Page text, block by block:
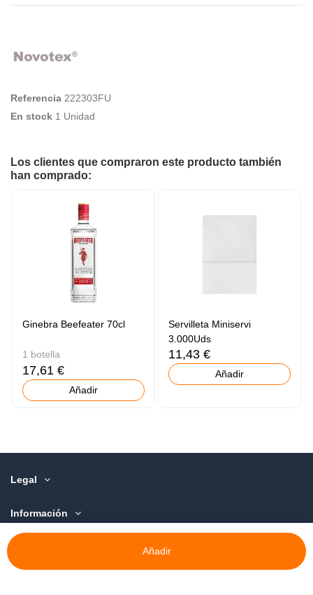
Añadir
Referencia 222303FU
En stock 1 Unidad
Los clientes que compraron este producto también
han comprado:
Ginebra Beefeater 70cl
1 botella
17,61 €
Añadir
Servilleta Miniservi
3.000Uds
11,43 €
Añadir
Legal
Información